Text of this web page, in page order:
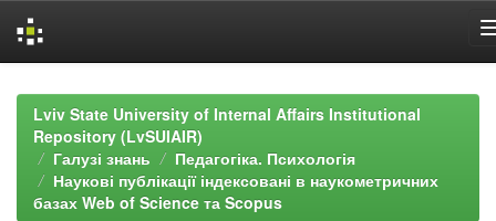
navigationLviv State University of Internal Affairs Institutional
Repository (LvSUIAIR)
Галузі знань
Педагогіка. Психологія
Наукові публікації індексовані в наукометричних
базах Web of Science та Scopus